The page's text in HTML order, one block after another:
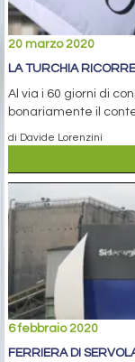
20 marzo 2020
LA TURCHIA
Al via i 60 giorni di
bonariamente il
di Davide Lorenzini
6 febbraio 2020
FERRIERA DI